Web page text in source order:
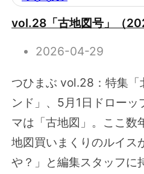
vol.28「古地図号」（
2026-04-29
つひまぶ vol.28：特集「
ンド」、5月1日ドローッ
マは「古地図」。ここ数
地図買いまくりのルイス
や？」と編集スタッフに